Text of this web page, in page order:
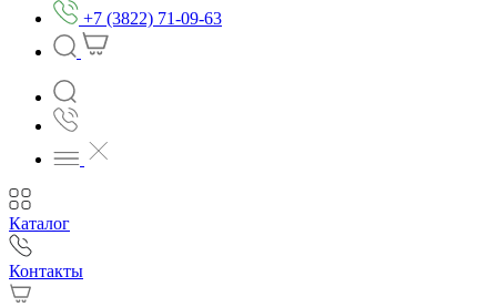
+7 (3822) 71-09-63
Каталог
Контакты